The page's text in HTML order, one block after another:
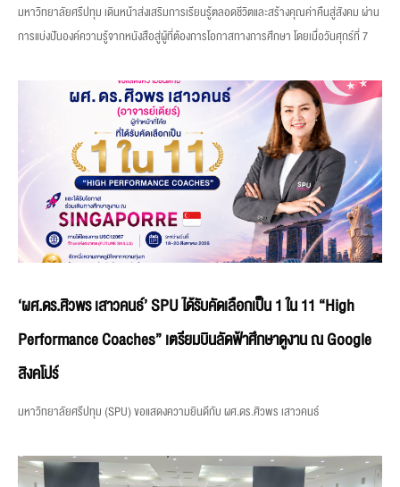
มหาวิทยาลัยศรีปทุม เดินหน้าส่งเสริมการเรียนรู้ตลอดชีวิตและสร้างคุณค่าคืนสู่สังคม ผ่าน
การแบ่งปันองค์ความรู้จากหนังสือสู่ผู้ที่ต้องการโอกาสทางการศึกษา โดยเมื่อวันศุกร์ที่ 7
‘ผศ.ดร.ศิวพร เสาวคนธ์’ SPU ได้รับคัดเลือกเป็น 1 ใน 11 “High
Performance Coaches” เตรียมบินลัดฟ้าศึกษาดูงาน ณ Google
สิงคโปร์
มหาวิทยาลัยศรีปทุม (SPU) ขอแสดงความยินดีกับ ผศ.ดร.ศิวพร เสาวคนธ์